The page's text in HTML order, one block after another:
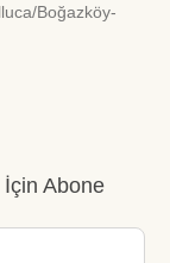
Boğazköy-
Abone